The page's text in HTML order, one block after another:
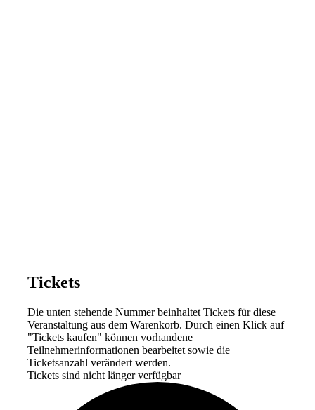
Tickets
Die unten stehende Nummer beinhaltet Tickets für diese
Veranstaltung aus dem Warenkorb. Durch einen Klick auf
"Tickets kaufen" können vorhandene
Teilnehmerinformationen bearbeitet sowie die
Ticketsanzahl verändert werden.
Tickets sind nicht länger verfügbar